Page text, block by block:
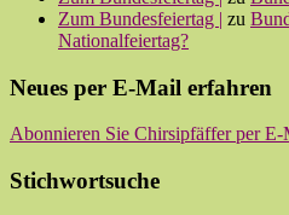
Zum Bundesfeiertag | zu
Nationalfeiertag?
Neues per E-Mail erfahren
Abonnieren Sie Chirsipfäffer per E-
Stichwortsuche